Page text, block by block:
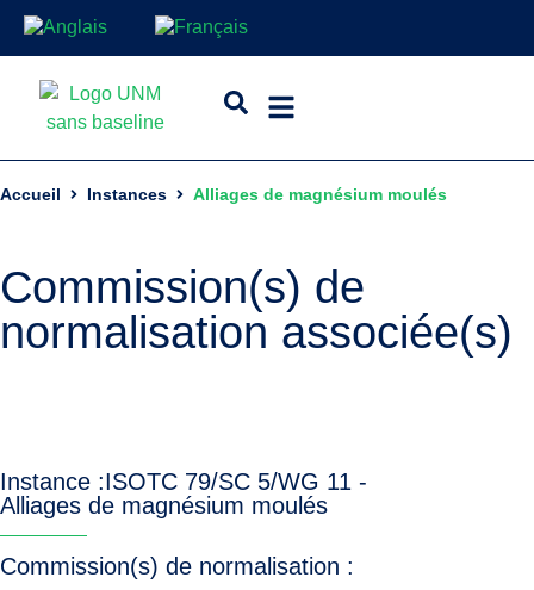
Accueil Instances Alliages de magnésium moulés
Commission(s) de
normalisation associée(s)
Instance :ISOTC 79/SC 5/WG 11 -
Alliages de magnésium moulés
Commission(s) de normalisation :